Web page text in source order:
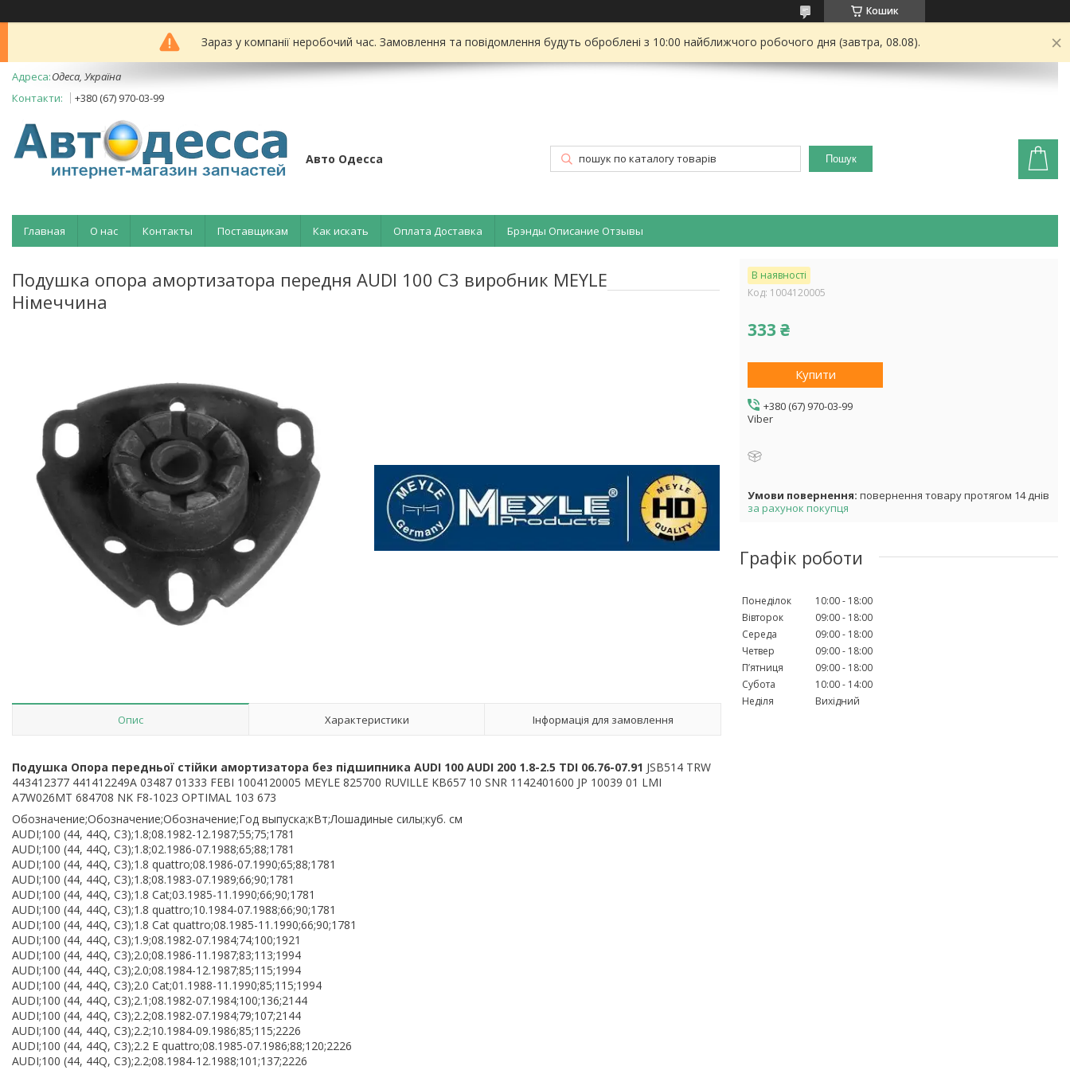
Кошик
Зараз у компанії неробочий час. Замовлення та повідомлення будуть оброблені з 10:00 найближчого робочого дня (завтра, 08.08).
Одеса, Україна
+380 (67) 970-03-99
Авто Одесса Пошук
Главная О нас Контакты Поставщикам Как искать Оплата Доставка Брэнды Описание Отзывы
Подушка опора амортизатора передня AUDI 100 C3 виробник MEYLE
Німеччина
Опис Характеристики Інформація для замовлення
Подушка Опора передньої стійки амортизатора без підшипника AUDI 100 AUDI 200 1.8-2.5 TDI 06.76-07.91 JSB514 TRW
443412377 441412249A 03487 01333 FEBI 1004120005 MEYLE 825700 RUVILLE KB657 10 SNR 1142401600 JP 10039 01 LMI
A7W026MT 684708 NK F8-1023 OPTIMAL 103 673
Обозначение;Обозначение;Обозначение;Год выпуска;кВт;Лошадиные силы;куб. см
AUDI;100 (44, 44Q, C3);1.8;08.1982-12.1987;55;75;1781
AUDI;100 (44, 44Q, C3);1.8;02.1986-07.1988;65;88;1781
AUDI;100 (44, 44Q, C3);1.8 quattro;08.1986-07.1990;65;88;1781
AUDI;100 (44, 44Q, C3);1.8;08.1983-07.1989;66;90;1781
AUDI;100 (44, 44Q, C3);1.8 Cat;03.1985-11.1990;66;90;1781
AUDI;100 (44, 44Q, C3);1.8 quattro;10.1984-07.1988;66;90;1781
AUDI;100 (44, 44Q, C3);1.8 Cat quattro;08.1985-11.1990;66;90;1781
AUDI;100 (44, 44Q, C3);1.9;08.1982-07.1984;74;100;1921
AUDI;100 (44, 44Q, C3);2.0;08.1986-11.1987;83;113;1994
AUDI;100 (44, 44Q, C3);2.0;08.1984-12.1987;85;115;1994
AUDI;100 (44, 44Q, C3);2.0 Cat;01.1988-11.1990;85;115;1994
AUDI;100 (44, 44Q, C3);2.1;08.1982-07.1984;100;136;2144
AUDI;100 (44, 44Q, C3);2.2;08.1982-07.1984;79;107;2144
AUDI;100 (44, 44Q, C3);2.2;10.1984-09.1986;85;115;2226
AUDI;100 (44, 44Q, C3);2.2 E quattro;08.1985-07.1986;88;120;2226
AUDI;100 (44, 44Q, C3);2.2;08.1984-12.1988;101;137;2226
В наявності
Код: 1004120005
333 ₴
Купити
+380 (67) 970-03-99
Viber
повернення товару протягом 14 днів
за рахунок покупця
Графік роботи
Понеділок 10:00
18:00
Вівторок
09:00
18:00
Середа
09:00
18:00
Четвер
09:00
18:00
Пʼятниця
09:00
18:00
Субота
10:00
14:00
Неділя
Вихідний